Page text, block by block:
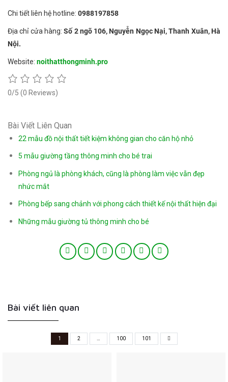
Chi tiết liên hệ hotline: 0988197858
Địa chỉ cửa hàng:Số 2 ngõ 106, Nguyễn Ngọc Nại, Thanh Xuân, Hà
Nội.
Website: noithatthongminh.pro
0/5 (0 Reviews)
Bài Viết Liên Quan
22 mẫu đồ nội thất tiết kiệm không gian cho căn hộ nhỏ
5 mẫu giường tầng thông minh cho bé trai
Phòng ngủ là phòng khách, cũng là phòng làm việc vẫn đẹp
nhức mắt
Phòng bếp sang chảnh với phong cách thiết kế nội thất hiện đại
Những mẫu giường tủ thông minh cho bé
Bài viết liên quan
1 2 100 101